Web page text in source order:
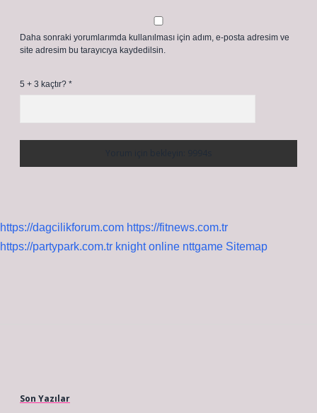
Daha sonraki yorumlarımda kullanılması için adım, e-posta adresim ve
site adresim bu tarayıcıya kaydedilsin.
5 + 3 kaçtır? *
https://dagcilikforum.com https://fitnews.com.tr
https://partypark.com.tr knight online nttgame Sitemap
Son Yazılar